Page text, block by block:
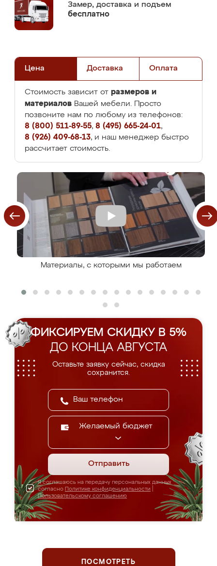
Замер, доставка и подъем
бесплатно
Цена Доставка Оплата
Стоимость зависит от размеров и
материалов Вашей мебели. Просто
позвоните нам по любому из телефонов:
8 (800) 511-89-55, 8 (495) 665-24-01,
8 (926) 409-68-13, и наш менеджер быстро
рассчитает стоимость.
Материалы, с которыми мы работаем
ФИКСИРУЕМ СКИДКУ В 5%
ДО КОНЦА АВГУСТА
Оставьте заявку сейчас, скидка
сохранится.
Желаемый бюджет
Отправить
Я соглашаюсь на передачу персональных данных
согласно Политике конфиденциальности
Пользовательскому соглашению
ПОСМОТРЕТЬ